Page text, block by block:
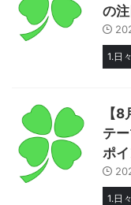
の
1.日
【
テ
ポ
1.日